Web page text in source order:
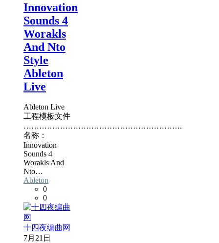
Innovation
Sounds 4
Worakls
And Nto
Style
Ableton
Live
Ableton Live
工程模板文件
…………………………………………………….
名称：
Innovation
Sounds 4
Worakls And
Nto…
Ableton
0
0
十四夜编曲网
7月21日